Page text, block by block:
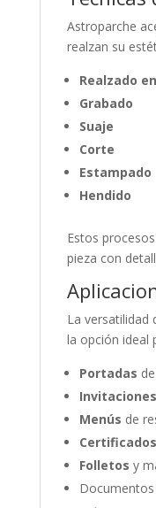
Astroparche
realzan su
Realzado
Grabado
Suaje
Corte
Estampado
Hendido
Estos
pieza con
La versatilidad
la opción ideal
Portadas
Invitaciones
Menús de
Certificados
Folletos y